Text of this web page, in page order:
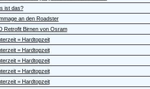
ist das?
an den Roadster
Retrofit Birnen von Osram
= Hardtopzeit
= Hardtopzeit
= Hardtopzeit
= Hardtopzeit
= Hardtopzeit